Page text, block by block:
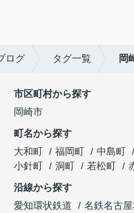
ログ タグ一覧 岡
市区町村から探す
岡崎市
町名から探す
大和町
福岡町 中島町
小針町
洞町 若松町
沿線から探す
愛知環状鉄道
名鉄名古